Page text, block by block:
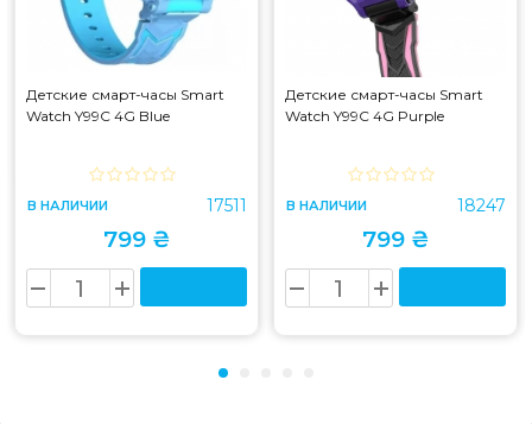
Детские смарт-часы Smart
Watch Y99C 4G Blue
В НАЛИЧИИ 17511
799 ₴
Детские смарт-часы Smart
Watch Y99C 4G Purple
В НАЛИЧИИ 18247
799 ₴